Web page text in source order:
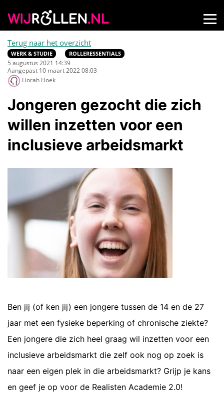
Terug naar het overzicht
WERK & STUDIE ROLLERESSENTIALS
5 augustus 2021 14:39
Aangepast 10 maart 2022 08:03
Liorah Hoek
Jongeren gezocht die zich
willen inzetten voor een
inclusieve arbeidsmarkt
Ben jij (of ken jij) een jongere tussen de 14 en de 27
jaar met een fysieke beperking of chronische ziekte?
Een jongere die zich heel graag wil inzetten voor een
inclusieve arbeidsmarkt die zelf ook nog op zoek is
naar een eigen plek in die arbeidsmarkt? Grijp je kans
en geef je op voor de Realisten Academie 2.0!